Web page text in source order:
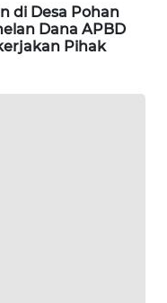
di Desa Pohan
Dana APBD
Pihak